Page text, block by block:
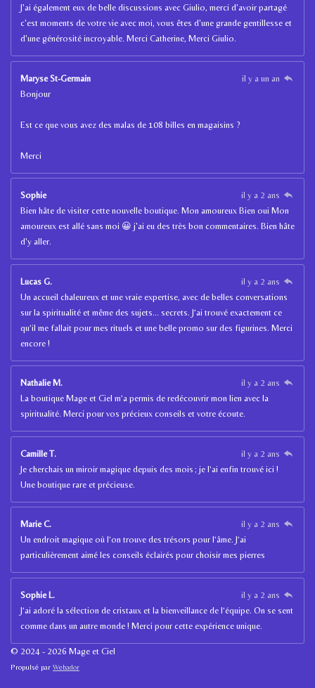
J'ai également eux de belle discussions avec Giulio, merci d'avoir partagé
c'est moments de votre vie avec moi, vous êtes d'une grande gentillesse et
d'une générosité incroyable. Merci Catherine, Merci Giulio.
Maryse St-Germain
il y a un an
Bonjour
Est ce que vous avez des malas de 108 billes en magaisins ?
Merci
Sophie
il y a 2 ans
Bien hâte de visiter cette nouvelle boutique. Mon amoureux Bien oui Mon
amoureux est allé sans moi 😀 j'ai eu des très bon commentaires. Bien hâte
d'y aller.
Lucas G.
il y a 2 ans
Un accueil chaleureux et une vraie expertise, avec de belles conversations
sur la spiritualité et même des sujets… secrets. J’ai trouvé exactement ce
qu’il me fallait pour mes rituels et une belle promo sur des figurines. Merci
encore !
Nathalie M.
il y a 2 ans
La boutique Mage et Ciel m’a permis de redécouvrir mon lien avec la
spiritualité. Merci pour vos précieux conseils et votre écoute.
Camille T.
il y a 2 ans
Je cherchais un miroir magique depuis des mois ; je l’ai enfin trouvé ici !
Une boutique rare et précieuse.
Marie C.
il y a 2 ans
Un endroit magique où l’on trouve des trésors pour l’âme. J’ai
particulièrement aimé les conseils éclairés pour choisir mes pierres
Sophie L.
il y a 2 ans
J’ai adoré la sélection de cristaux et la bienveillance de l’équipe. On se sent
comme dans un autre monde ! Merci pour cette expérience unique.
© 2024 - 2026 Mage et Ciel
Propulsé par Webador